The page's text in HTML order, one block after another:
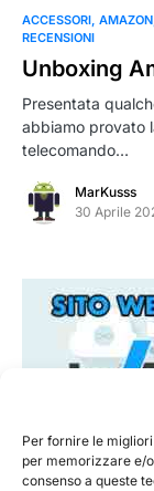
Per fornire le
per memorizzare e/
consenso a queste
0
ACCESSORI AMAZON
RECENSIONI
Unboxing
Presentata
abbiamo provato
telecomando…
MarKusss
30 Aprile